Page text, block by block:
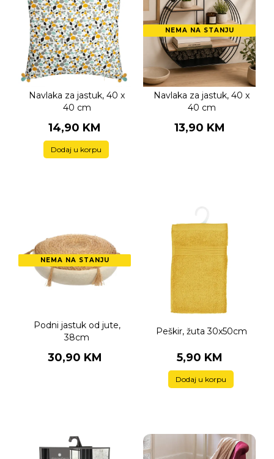
Navlaka za jastuk, 40 x
40 cm
14,90 KM
Dodaj u korpu
NEMA NA STANJU
Navlaka za jastuk, 40 x
40 cm
13,90 KM
NEMA NA STANJU
Podni jastuk od jute,
38cm
30,90 KM
Peškir, žuta 30x50cm
5,90 KM
Dodaj u korpu